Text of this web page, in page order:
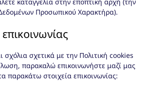
Προσωπικού Χαρακτήρα).
σχόλια σχετικά με την Πολιτική cookies
παρακαλώ επικοινωνήστε μαζί μας
παρακάτω στοιχεία επικοινωνίας: